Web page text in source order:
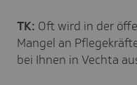
TK: Oft wird in der
Mangel an
bei Ihnen in Vechta